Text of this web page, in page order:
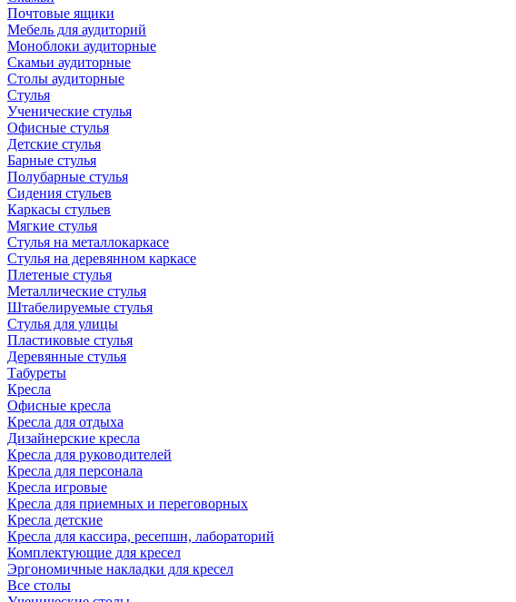
Почтовые ящики
Мебель для аудиторий
Моноблоки аудиторные
Скамьи аудиторные
Столы аудиторные
Стулья
Ученические стулья
Офисные стулья
Детские стулья
Барные стулья
Полубарные стулья
Сидения стульев
Каркасы стульев
Мягкие стулья
Стулья на металлокаркасе
Стулья на деревянном каркасе
Плетеные стулья
Металлические стулья
Штабелируемые стулья
Стулья для улицы
Пластиковые стулья
Деревянные стулья
Табуреты
Кресла
Офисные кресла
Кресла для отдыха
Дизайнерские кресла
Кресла для руководителей
Кресла для персонала
Кресла игровые
Кресла для приемных и переговорных
Кресла детские
Кресла для кассира, ресепшн, лабораторий
Комплектующие для кресел
Эргономичные накладки для кресел
Все столы